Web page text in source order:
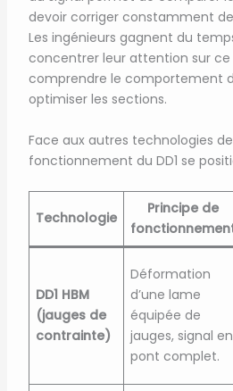
devoir corriger constamment
Les ingénieurs gagnent du
concentrer leur attention sur
comprendre le comportement
optimiser les sections.
Face aux autres technologies
fonctionnement du DD1 se
Technologie
Principe de
DD1 HBM
(jauges de
contrainte)
Déformation
d’une lame
équipée de
jauges, signal en
pont complet.